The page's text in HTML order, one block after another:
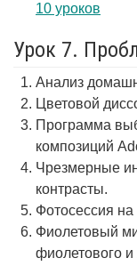
10 уроков
Урок 7.
Анализ
Цветовой
Программа
композиций
Чрезмерные
контрасты.
Фотосессия
Фиолетовый
фиолетового и